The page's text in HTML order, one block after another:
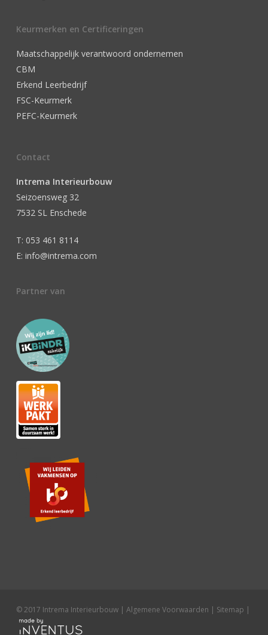
Keurmerken en Certificeringen
Maatschappelijk verantwoord ondernemen
CBM
Erkend Leerbedrijf
FSC-Keurmerk
PEFC-Keurmerk
Contact
Intrema Interieurbouw
Seizoensweg 32
7532 SL Enschede
T: 053 461 8114
E: info@intrema.com
Partner van
© 2017 Intrema Interieurbouw | Algemene Voorwaarden | Sitemap |